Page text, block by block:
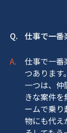
仕事で一番
仕事で一番
つあります。
一つは、仲
きな案件
ームで乗
物にも代え